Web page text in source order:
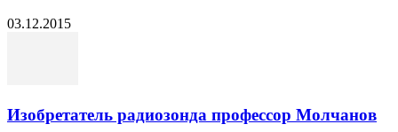
03.12.2015
Изобретатель радиозонда профессор Молчанов